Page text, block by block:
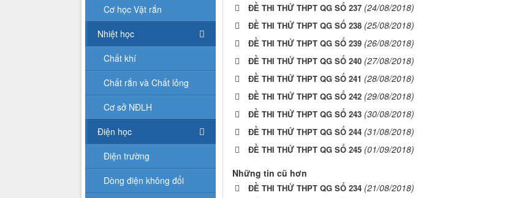
ĐỀ THI THỬ THPT QG SỐ 237 (24/08/2018)
ĐỀ THI THỬ THPT QG SỐ 238 (25/08/2018)
ĐỀ THI THỬ THPT QG SỐ 239 (26/08/2018)
ĐỀ THI THỬ THPT QG SỐ 240 (27/08/2018)
ĐỀ THI THỬ THPT QG SỐ 241 (28/08/2018)
ĐỀ THI THỬ THPT QG SỐ 242 (29/08/2018)
ĐỀ THI THỬ THPT QG SỐ 243 (30/08/2018)
ĐỀ THI THỬ THPT QG SỐ 244 (31/08/2018)
ĐỀ THI THỬ THPT QG SỐ 245 (01/09/2018)
Những tin cũ hơn
ĐỀ THI THỬ THPT QG SỐ 234 (21/08/2018)
Cơ học Vật rắn
Nhiệt học
Chất khí
Chất rắn và Chất lỏng
Cơ sở NĐLH
Điện học
Điện trường
Dòng điện không đổi